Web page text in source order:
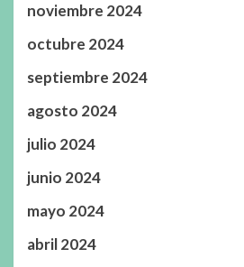
noviembre 2024
octubre 2024
septiembre 2024
agosto 2024
julio 2024
junio 2024
mayo 2024
abril 2024